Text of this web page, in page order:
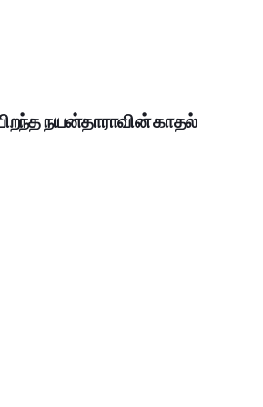
நயன்தாராவின் காதல்